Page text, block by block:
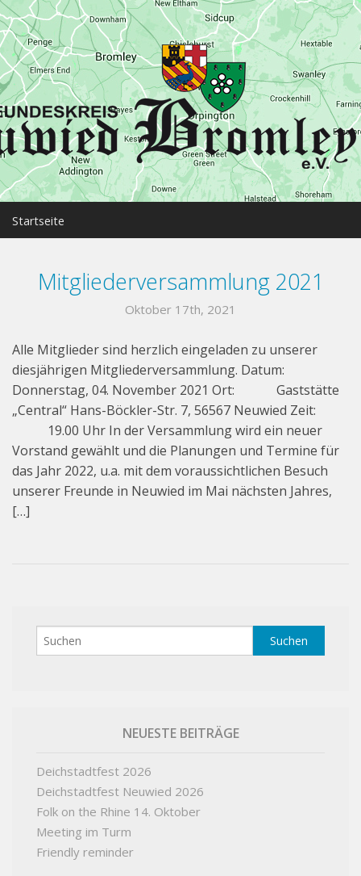
MENU
Startseite
Beiträge
Veranstaltungen – Termine
Vorstand
Mitgliederversammlung 2021
Oktober 17th, 2021
Alle Mitglieder sind herzlich eingeladen zu unserer
diesjährigen Mitgliederversammlung. Datum:
Donnerstag, 04. November 2021 Ort: Gaststätte
„Central“ Hans-Böckler-Str. 7, 56567 Neuwied Zeit:
19.00 Uhr In der Versammlung wird ein neuer
Vorstand gewählt und die Planungen und Termine für
das Jahr 2022, u.a. mit dem voraussichtlichen Besuch
unserer Freunde in Neuwied im Mai nächsten Jahres,
[…]
NEUESTE BEITRÄGE
Deichstadtfest 2026
Deichstadtfest Neuwied 2026
Folk on the Rhine 14. Oktober
Meeting im Turm
Friendly reminder